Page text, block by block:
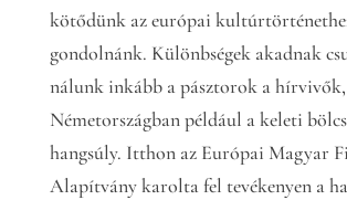
kötődünk az európai
gondolnánk. Különbségek akadnak
nálunk inkább a pásztorok a
Németországban például a keleti
hangsúly. Itthon az Európai Magyar
Alapítvány karolta fel tevékenyen a